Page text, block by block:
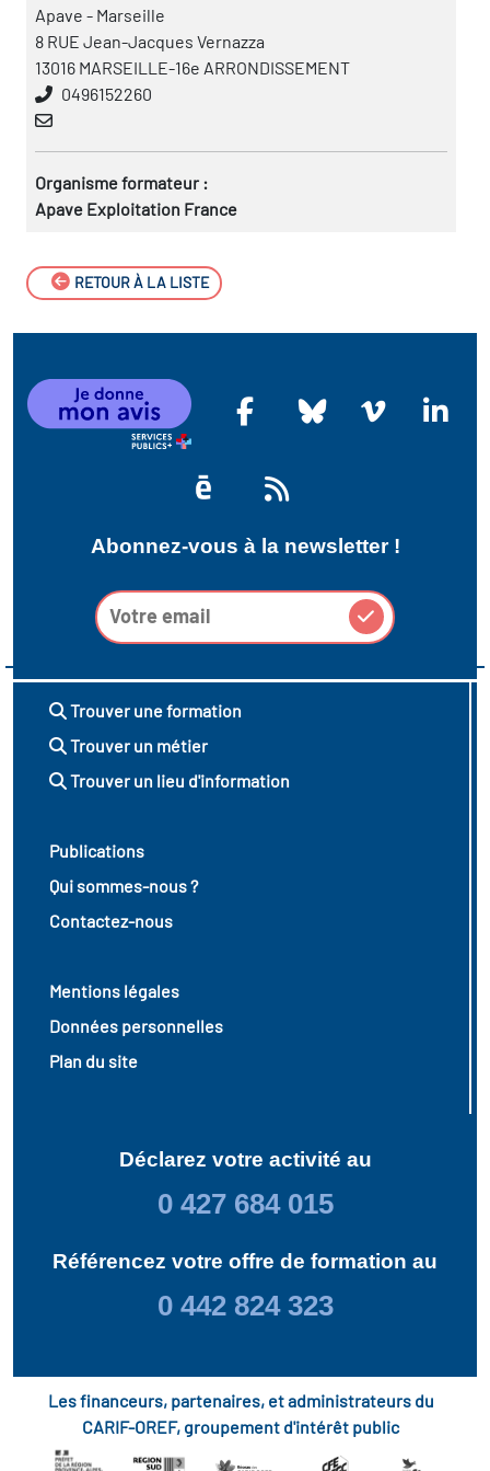
Apave - Marseille
8 RUE Jean-Jacques Vernazza
13016 MARSEILLE-16e ARRONDISSEMENT
0496152260
Organisme formateur :
Apave Exploitation France
RETOUR À LA LISTE
Abonnez-vous à la newsletter !
Trouver une formation
Trouver un métier
Trouver un lieu d'information
Publications
Qui sommes-nous ?
Contactez-nous
Mentions légales
Données personnelles
Plan du site
Déclarez votre activité au
0 427 684 015
Référencez votre offre de formation au
0 442 824 323
Les financeurs, partenaires, et administrateurs du
CARIF-OREF, groupement d'intérêt public